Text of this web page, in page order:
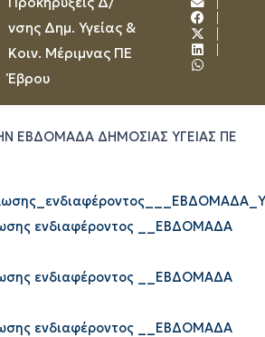
νσης Δημ. Υγείας &
Κοιν. Μέριμνας ΠΕ
Έβρου
ΕΒΔΟΜΑΔΑ ΔΗΜΟΣΙΑΣ ΥΓΕΙΑΣ ΠΕ
ενδιαφέροντος __ΕΒΔΟΜΑΔΑ
ενδιαφέροντος __ΕΒΔΟΜΑΔΑ
ενδιαφέροντος __ΕΒΔΟΜΑΔΑ